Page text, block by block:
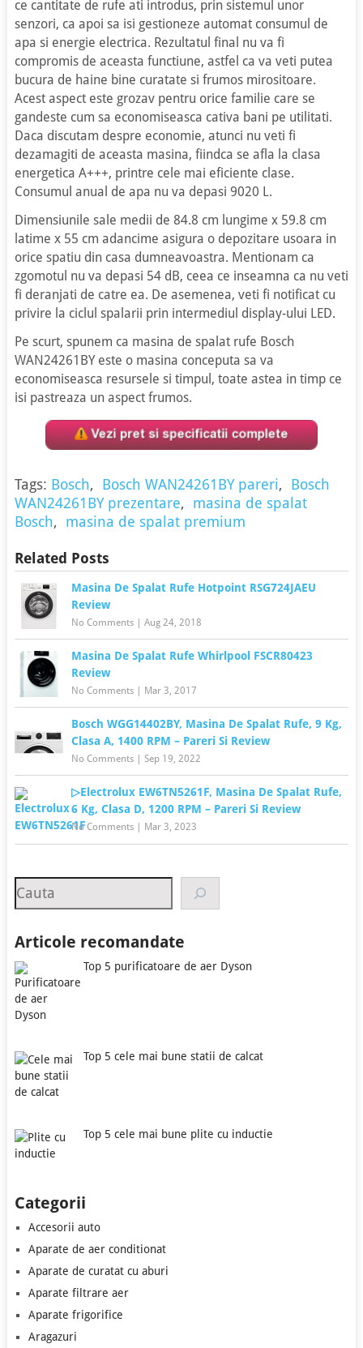
ce cantitate de rufe ati introdus, prin sistemul unor
senzori, ca apoi sa isi gestioneze automat consumul de
apa si energie electrica. Rezultatul final nu va fi
compromis de aceasta functiune, astfel ca va veti putea
bucura de haine bine curatate si frumos mirositoare.
Acest aspect este grozav pentru orice familie care se
gandeste cum sa economiseasca cativa bani pe utilitati.
Daca discutam despre economie, atunci nu veti fi
dezamagiti de aceasta masina, fiindca se afla la clasa
energetica A+++, printre cele mai eficiente clase.
Consumul anual de apa nu va depasi 9020 L.
Dimensiunile sale medii de 84.8 cm lungime x 59.8 cm
latime x 55 cm adancime asigura o depozitare usoara in
orice spatiu din casa dumneavoastra. Mentionam ca
zgomotul nu va depasi 54 dB, ceea ce inseamna ca nu veti
fi deranjati de catre ea. De asemenea, veti fi notificat cu
privire la ciclul spalarii prin intermediul display-ului LED.
Pe scurt, spunem ca masina de spalat rufe Bosch
WAN24261BY este o masina conceputa sa va
economiseasca resursele si timpul, toate astea in timp ce
isi pastreaza un aspect frumos.
Tags: Bosch, Bosch WAN24261BY pareri, Bosch
WAN24261BY prezentare, masina de spalat
Bosch, masina de spalat premium
Related Posts
Masina De Spalat Rufe Hotpoint RSG724JAEU
Review
No Comments| Aug 24, 2018
Masina De Spalat Rufe Whirlpool FSCR80423
Review
No Comments| Mar 3, 2017
Bosch WGG14402BY, Masina De Spalat Rufe, 9 Kg,
Clasa A, 1400 RPM – Pareri Si Review
No Comments| Sep 19, 2022
▷Electrolux EW6TN5261F, Masina De Spalat Rufe,
6 Kg, Clasa D, 1200 RPM – Pareri Si Review
No Comments| Mar 3, 2023
Search
Articole recomandate
Top 5 purificatoare de aer Dyson
Top 5 cele mai bune statii de calcat
Top 5 cele mai bune plite cu inductie
Categorii
Accesorii auto
Aparate de aer conditionat
Aparate de curatat cu aburi
Aparate filtrare aer
Aparate frigorifice
Aragazuri